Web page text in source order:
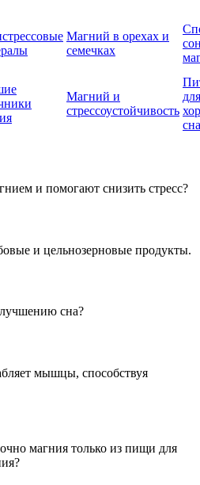
Магний в орехах и
семечках
Магний и
стрессоустойчивость
для
сна
и помогают снизить стресс?
и цельнозерновые продукты.
сна?
мышцы, способствуя
магния только из пищи для